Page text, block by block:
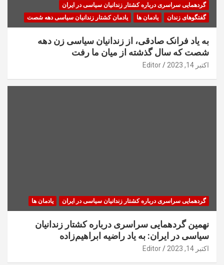
گردهمایی سراسری درباره کشتار زندانیان سیاسی در ایران
گفتگوهای زندان
یادمان ها یادمان کشتار زندانیان سیاسی دهه شصت
به یاد فرانک صادقی، از زندانیان سیاسی زن دهه
شصت که سال گذشته از میان ما رفت
اکتبر 14, 2023 Editor
گردهمایی سراسری درباره کشتار زندانیان سیاسی در ایران یادمان ها
نهمین گردهمایی سراسری درباره کشتار زندانیان
سیاسی در ایران: به یاد راضیه ابراهیم‌زاده
اکتبر 14, 2023 Editor